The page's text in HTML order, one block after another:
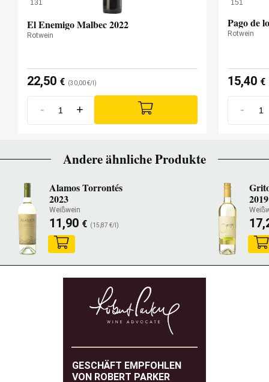
131
El Enemigo Malbec 2022
Rotwein
22,50 € (30,00 €/l)
- +
151
Pago de
Rotwein
15,40 €
-
Andere ähnliche Produkte
Alamos Torrontés
2023
Weißwein
11,90 € (15,87 €/l)
2019
GESCHÄFT EMPFOHLEN
VON ROBERT PARKER